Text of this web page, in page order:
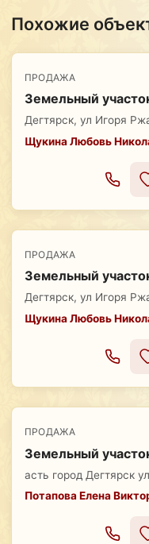
Похожие
ПРОДАЖА
Земельный
Дегтярск, ул Игоря
Щукина Любовь
ПРОДАЖА
Земельный
Дегтярск, ул Игоря
Щукина Любовь
ПРОДАЖА
Земельный
асть город Дегтярск
Потапова Елена